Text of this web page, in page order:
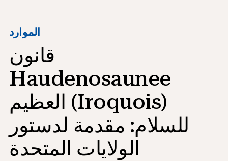
تدريس مهارات البحث
إرشاد طلاب NHD
الموارد
قانون
Haudenosaunee
(Iroquois) العظيم
للسلام: مقدمة لدستور
الولايات المتحدة